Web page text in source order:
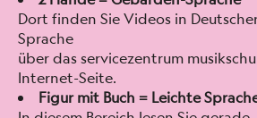
Dort find­en Sie Videos in
Sprache
über das ser­vicezen­trum
Inter­net-Seite.
Fig­ur mit Buch = Leichte